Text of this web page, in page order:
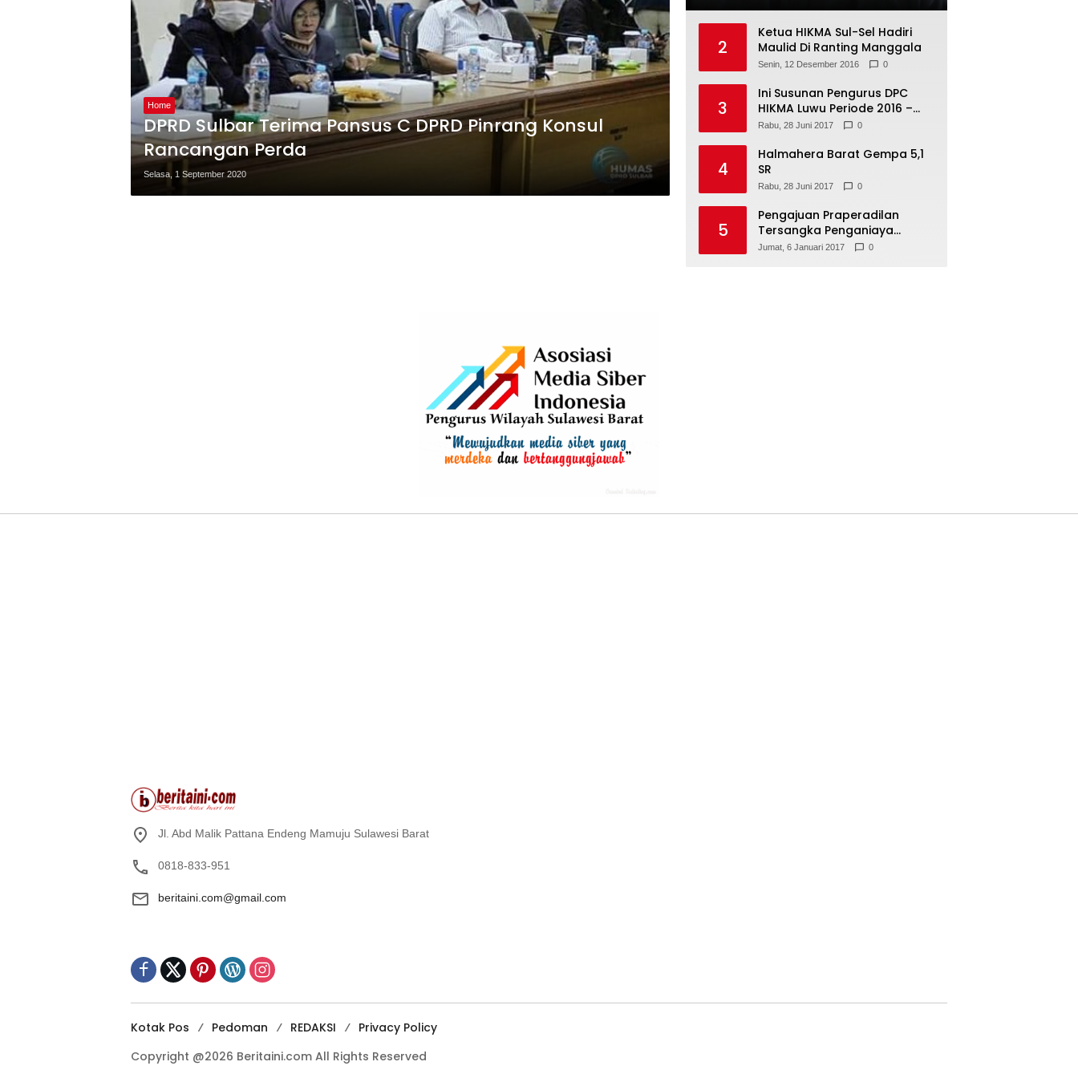
Home
DPRD Sulbar Terima Pansus C DPRD Pinrang Konsul
Rancangan Perda
Selasa, 1 September 2020
2
Ketua HIKMA Sul-Sel Hadiri
Maulid Di Ranting Manggala
Senin, 12 Desember 2016 0
3
Ini Susunan Pengurus DPC
HIKMA Luwu Periode 2016 –
2021
Rabu, 28 Juni 2017 0
4
Halmahera Barat Gempa 5,1
SR
Rabu, 28 Juni 2017 0
5
Pengajuan Praperadilan
Tersangka Penganiaya
Tamara Bleszynski, Ditolak
Jumat, 6 Januari 2017 0
Jl. Abd Malik Pattana Endeng Mamuju Sulawesi Barat
0818-833-951
beritaini.com@gmail.com
Kotak Pos Pedoman REDAKSI
Privacy Policy
Copyright @2026 Beritaini.com All Rights Reserved